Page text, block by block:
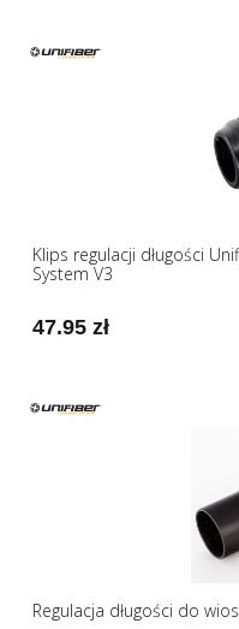
Klips regulacji długości
System V3
47.95 zł
Regulacja długości do